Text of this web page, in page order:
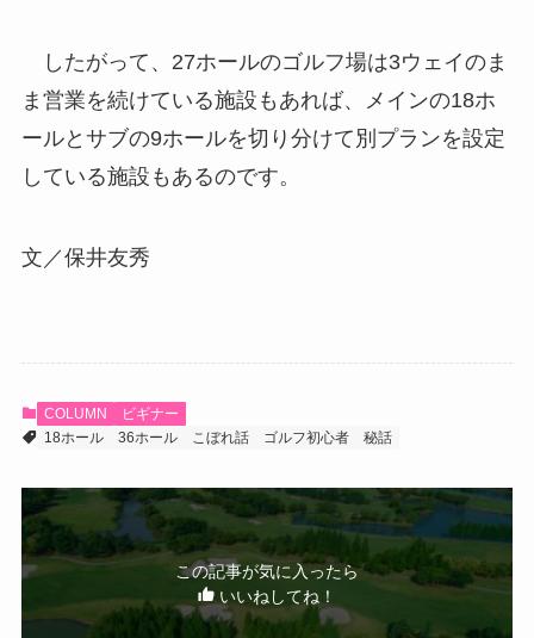
したがって、27ホールのゴルフ場は3ウェイのま
ま営業を続けている施設もあれば、メインの18ホ
ールとサブの9ホールを切り分けて別プランを設定
している施設もあるのです。
文／保井友秀
COLUMN
ビギナー
18ホール
36ホール こぼれ話 ゴルフ初心者 秘話
この記事が気に入ったら
いいねしてね！